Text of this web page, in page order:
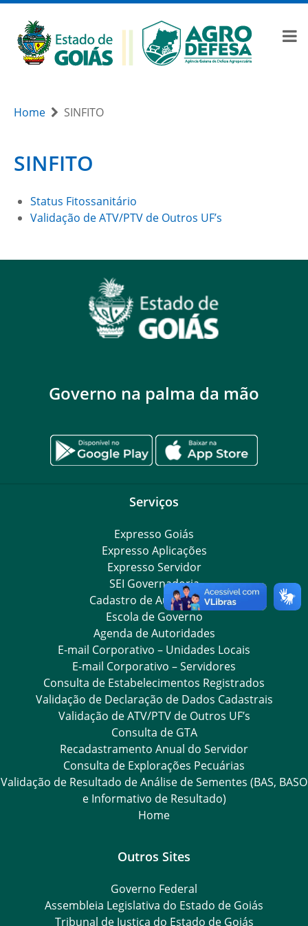
Home SINFITO
SINFITO
Status Fitossanitário
Validação de ATV/PTV de Outros UF’s
Governo na palma da mão
Serviços
Expresso Goiás
Expresso Aplicações
Expresso Servidor
SEI Governadoria
Cadastro de Autoridades
Escola de Governo
Agenda de Autoridades
E-mail Corporativo – Unidades Locais
E-mail Corporativo – Servidores
Consulta de Estabelecimentos Registrados
Validação de Declaração de Dados Cadastrais
Validação de ATV/PTV de Outros UF’s
Consulta de GTA
Recadastramento Anual do Servidor
Consulta de Explorações Pecuárias
Validação de Resultado de Análise de Sementes (BAS, BASO
e Informativo de Resultado)
Home
Outros Sites
Governo Federal
Assembleia Legislativa do Estado de Goiás
Tribunal de Justiça do Estado de Goiás